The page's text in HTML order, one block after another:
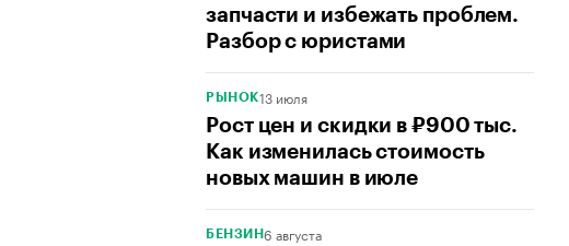
запчасти и избежать проблем.
Разбор с юристами
РЫНОК13 июля
Рост цен и скидки в ₽900 тыс.
Как изменилась стоимость
новых машин в июле
БЕНЗИН6 августа